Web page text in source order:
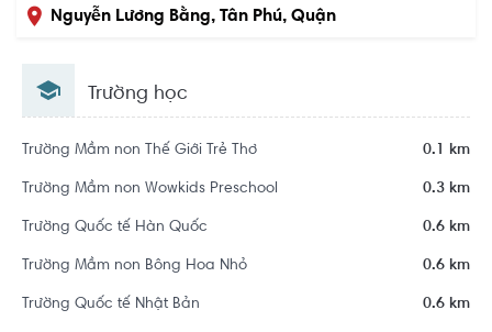
Nguyễn Lương Bằng, Tân Phú, Quận
Trường học
Trường Mầm non Thế Giới Trẻ Thơ 0.1 km
Trường Mầm non Wowkids Preschool 0.3 km
Trường Quốc tế Hàn Quốc 0.6 km
Trường Mầm non Bông Hoa Nhỏ 0.6 km
Trường Quốc tế Nhật Bản 0.6 km